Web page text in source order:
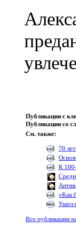
Публикации с
Публикации со
См. также:
70
К
«Как
Ушел
Все публикации